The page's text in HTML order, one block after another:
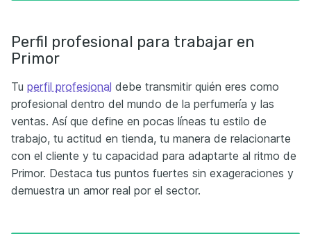
Perfil profesional para trabajar en
Primor
Tu perfil profesional debe transmitir quién eres como
profesional dentro del mundo de la perfumería y las
ventas. Así que define en pocas líneas tu estilo de
trabajo, tu actitud en tienda, tu manera de relacionarte
con el cliente y tu capacidad para adaptarte al ritmo de
Primor. Destaca tus puntos fuertes sin exageraciones y
demuestra un amor real por el sector.